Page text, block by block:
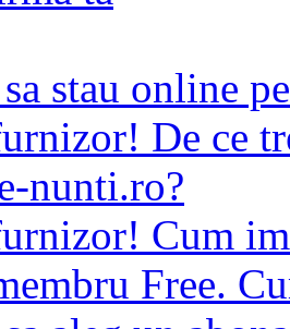
stau online
De ce
nunti.ro?
Cum
Free.